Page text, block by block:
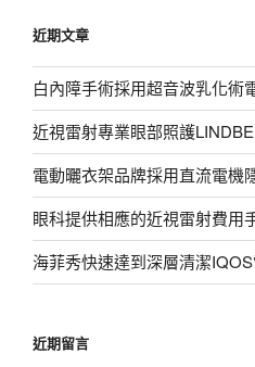
字:
近期文章
白內障手術採用超音波乳化術
近視雷射專業眼部照護
電動曬衣架品牌採用直流電機
眼科提供相應的近視雷射費用
海菲秀快速達到深層清潔
近期留言